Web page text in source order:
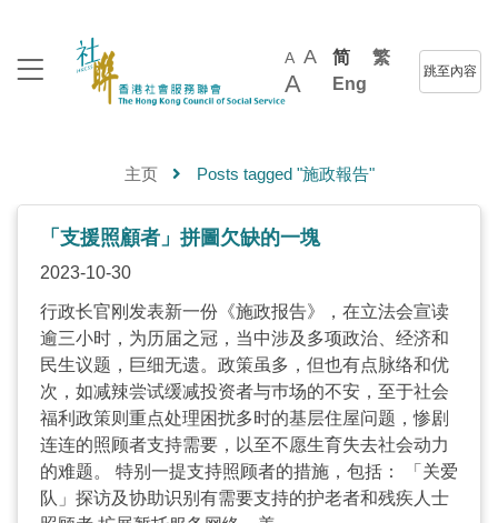
A A
A
简
繁
Eng
跳至內容
主页 Posts tagged "施政報告"
「支援照顧者」拼圖欠缺的一塊
2023-10-30
行政长官刚发表新一份《施政报告》，在立法会宣读
逾三小时，为历届之冠，当中涉及多项政治、经济和
民生议题，巨细无遗。政策虽多，但也有点脉络和优
次，如减辣尝试缓减投资者与巿场的不安，至于社会
福利政策则重点处理困扰多时的基层住屋问题，惨剧
连连的照顾者支持需要，以至不愿生育失去社会动力
的难题。 特别一提支持照顾者的措施，包括： 「关爱
队」探访及协助识别有需要支持的护老者和残疾人士